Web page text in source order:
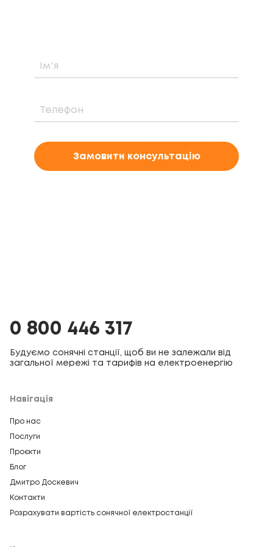
Замовити консультацію
0 800 446 317
Будуємо сонячні станції, щоб ви не залежали від
загальної мережі та тарифів на електроенергію
Навігація
Про нас
Послуги
Проєкти
Блог
Дмитро Доскевич
Контакти
Розрахувати вартість сонячної електростанції